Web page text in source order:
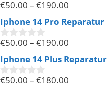
5
0
o
n
5
€50.00 – €190.00
Iphone 14 Pro Reparatur
0
o
n
5
€50.00 – €190.00
Iphone 14 Plus Reparatur
0
€50.00 – €180.00